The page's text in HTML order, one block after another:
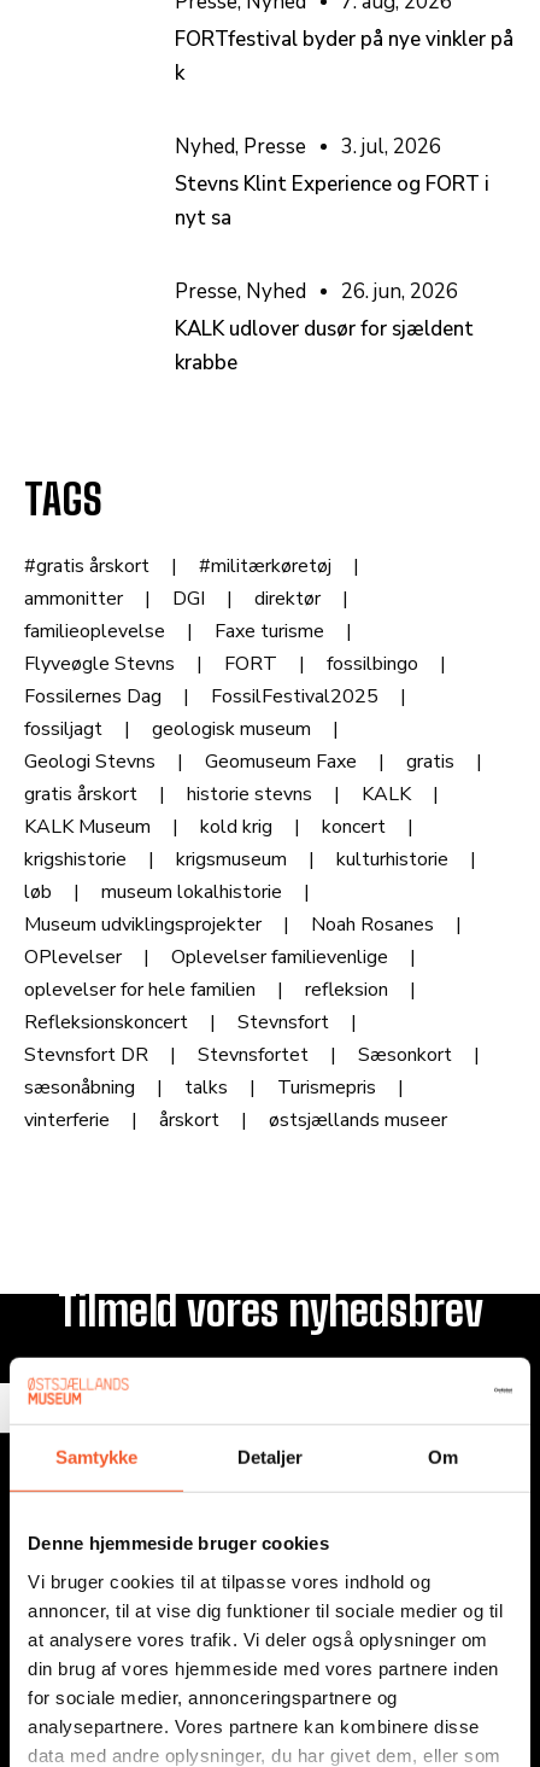
Samtykke Detaljer Om
Denne hjemmeside bruger cookies
Vi bruger cookies til at tilpasse vores indhold og
annoncer, til at vise dig funktioner til sociale medier og til
at analysere vores trafik. Vi deler også oplysninger om
din brug af vores hjemmeside med vores partnere inden
for sociale medier, annonceringspartnere og
analysepartnere. Vores partnere kan kombinere disse
data med andre oplysninger, du har givet dem, eller som
FORTfestival byder på nye vinkler på
k
Nyhed, Presse
3. jul, 2026
Stevns Klint Experience og FORT i
nyt sa
Presse, Nyhed
26. jun, 2026
KALK udlover dusør for sjældent
krabbe
TAGS
#gratis årskort
#militærkøretøj
ammonitter
DGI
direktør
familieoplevelse
Faxe turisme
Flyveøgle Stevns
FORT
fossilbingo
Fossilernes Dag
FossilFestival2025
fossiljagt
geologisk museum
Geologi Stevns
Geomuseum Faxe
gratis
gratis årskort
historie stevns
KALK
KALK Museum
kold krig
koncert
krigshistorie
krigsmuseum
kulturhistorie
løb
museum lokalhistorie
Museum udviklingsprojekter
Noah Rosanes
OPlevelser
Oplevelser familievenlige
oplevelser for hele familien
refleksion
Refleksionskoncert
Stevnsfort
Stevnsfort DR
Stevnsfortet
Sæsonkort
sæsonåbning
talks
Turismepris
vinterferie
årskort østsjællands museer
Tilmeld vores nyhedsbrev
E-mail
Send
KONTAKT MUSEERNE